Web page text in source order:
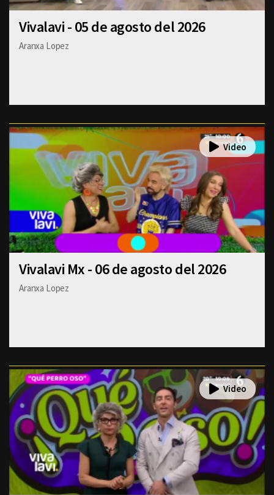
Vivalavi - 05 de agosto del 2026
Aranxa Lopez
Vivalavi Mx - 06 de agosto del 2026
Aranxa Lopez